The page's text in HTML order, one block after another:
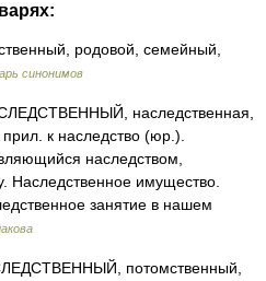
родовой, семейный,
синонимов
наследственная,
к наследство (юр.).
наследством,
Наследственное имущество.
занятие в нашем
потомственный,